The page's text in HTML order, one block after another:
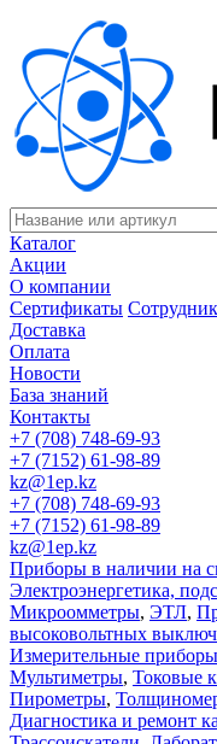
Каталог
Акции
О компании
Сертификаты
Доставка
Оплата
Новости
База знаний
Контакты
+7 (708) 748-69-93
+7 (7152) 61-98-89
kz@1ep.kz
+7 (708) 748-69-93
+7 (7152) 61-98-89
kz@1ep.kz
Приборы в наличии на
Электроэнергетика,
Микроомметры, ЭТЛ,
высоковольтных
Измерительные
Мультиметры, Токовые
Пирометры,
Диагностика и ремонт